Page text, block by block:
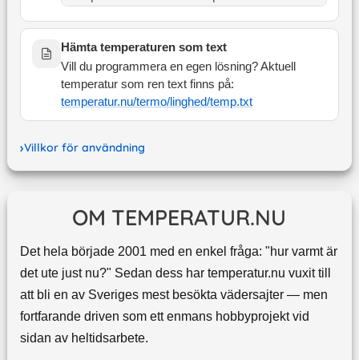
Hämta temperaturen som text
Vill du programmera en egen lösning? Aktuell
temperatur som ren text finns på:
temperatur.nu/termo/linghed/temp.txt
Villkor för användning
OM TEMPERATUR.NU
Det hela började 2001 med en enkel fråga: "hur varmt är
det ute just nu?" Sedan dess har temperatur.nu vuxit till
att bli en av Sveriges mest besökta vädersajter — men
fortfarande driven som ett enmans hobbyprojekt vid
sidan av heltidsarbete.